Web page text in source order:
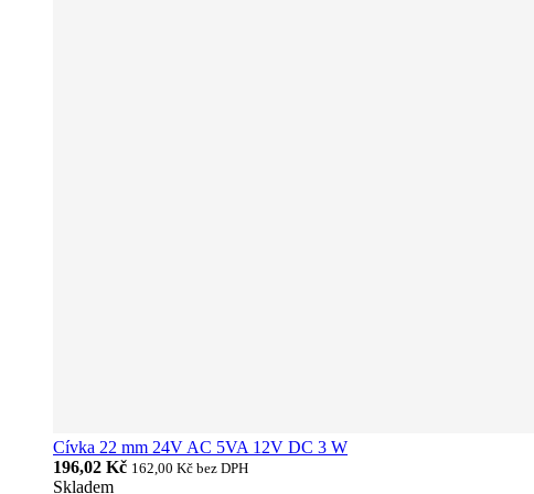
Cívka 22 mm 24V AC 5VA 12V DC 3 W
196,02 Kč 162,00 Kč bez DPH
Skladem